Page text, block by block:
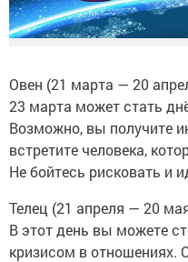
Овен (21 марта — 20
23 марта может стать
Возможно, вы получите
встретите человека,
Не бойтесь рисковать и
Телец (21 апреля — 20
В этот день вы можете
кризисом в отношениях.